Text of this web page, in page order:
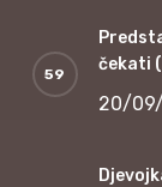
čekati
20/